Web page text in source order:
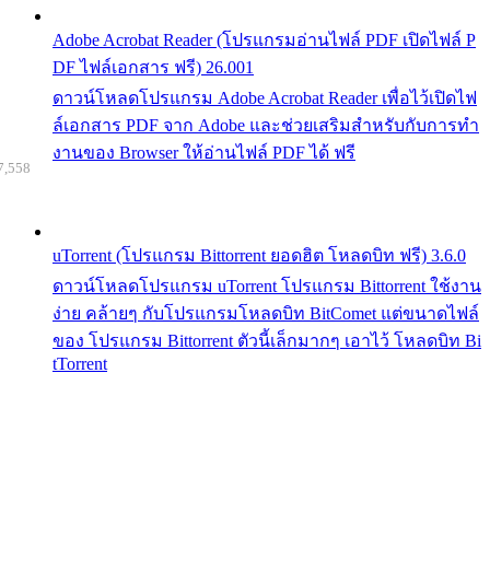
Adobe Acrobat Reader (โปรแกรมอ่านไฟล์ PDF เปิดไฟล์ P
DF ไฟล์เอกสาร ฟรี) 26.001
ดาวน์โหลดโปรแกรม Adobe Acrobat Reader เพื่อไว้เปิดไฟ
ล์เอกสาร PDF จาก Adobe และช่วยเสริมสำหรับกับการทำ
งานของ Browser ให้อ่านไฟล์ PDF ได้ ฟรี
uTorrent (โปรแกรม Bittorrent ยอดฮิต โหลดบิท ฟรี) 3.6.0
ดาวน์โหลดโปรแกรม uTorrent โปรแกรม Bittorrent ใช้งาน
ง่าย คล้ายๆ กับโปรแกรมโหลดบิท BitComet แต่ขนาดไฟล์
ของ โปรแกรม Bittorrent ตัวนี้เล็กมากๆ เอาไว้ โหลดบิท Bi
tTorrent